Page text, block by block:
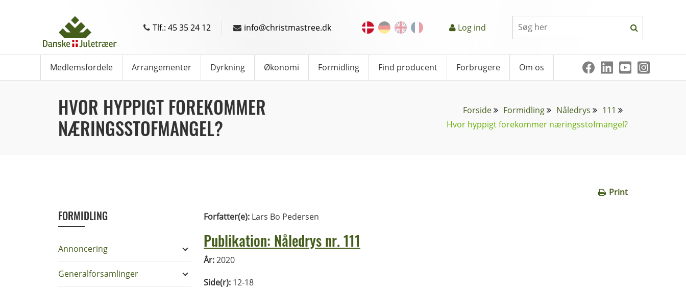
Tlf.: 45 35 24 12 info@christmastree.dk Log ind
Medlemsfordele Arrangementer Dyrkning Økonomi Formidling Find producent Forbrugere Om os
HVOR HYPPIGT FOREKOMMER
NÆRINGSSTOFMANGEL?
Forside Formidling Nåledrys
111
Hvor hyppigt forekommer næringsstofmangel?
Print
FORMIDLING
Annoncering
Generalforsamlinger
Forfatter(e): Lars Bo Pedersen
Publikation: Nåledrys nr. 111
År:2020
Side(r): 12-18